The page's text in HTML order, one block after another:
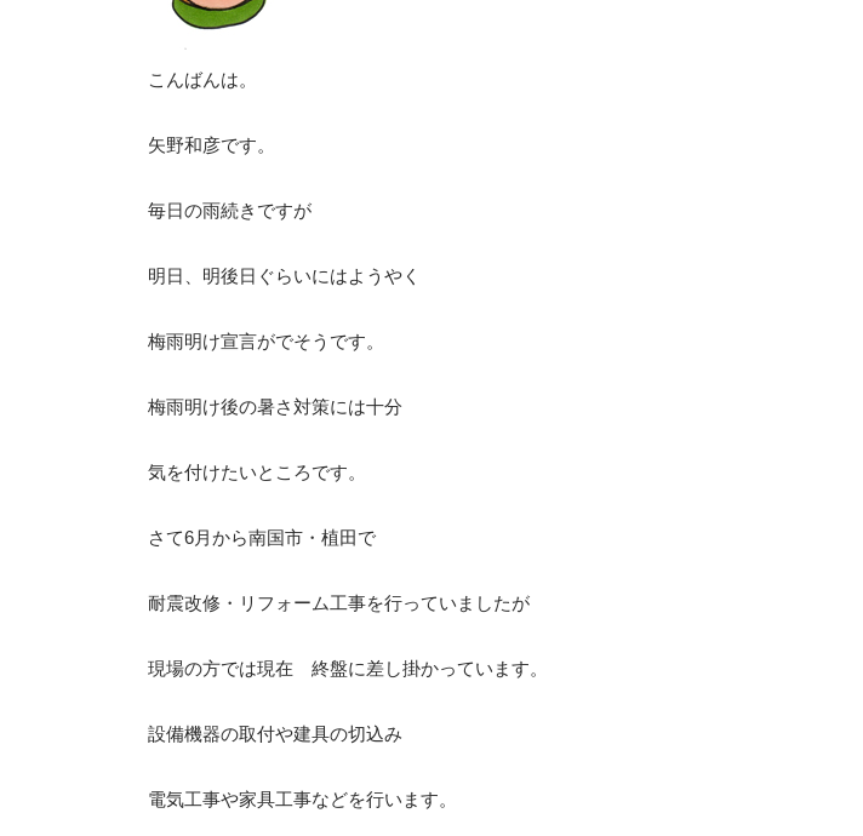
こんばんは。
矢野和彦です。
毎日の雨続きですが
明日、明後日ぐらいにはようやく
梅雨明け宣言がでそうです。
梅雨明け後の暑さ対策には十分
気を付けたいところです。
さて6月から南国市・植田で
耐震改修・リフォーム工事を行っていましたが
現場の方では現在 終盤に差し掛かっています。
設備機器の取付や建具の切込み
電気工事や家具工事などを行います。